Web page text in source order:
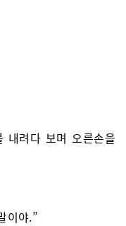
내려다 보며 오른손을
이야.”